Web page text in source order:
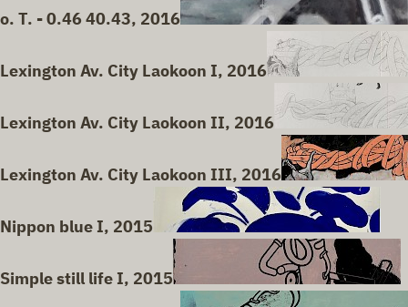
o. T. - 0.46 40.43, 2016
Lexington Av. City Laokoon I, 2016
Lexington Av. City Laokoon II, 2016
Lexington Av. City Laokoon III, 2016
Nippon blue I, 2015
Simple still life I, 2015